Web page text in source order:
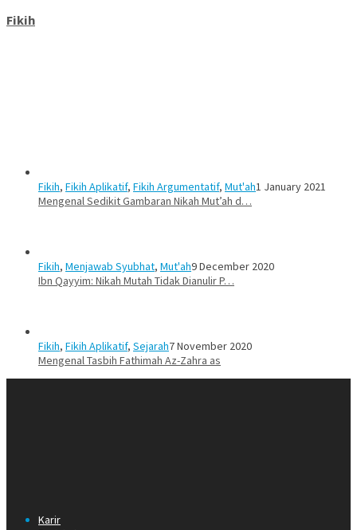
Fikih
Fikih, Fikih Aplikatif, Fikih Argumentatif, Mut'ah1 January 2021
Mengenal Sedikit Gambaran Nikah Mut’ah d…
Fikih, Menjawab Syubhat, Mut'ah9 December 2020
Ibn Qayyim: Nikah Mutah Tidak Dianulir P…
Fikih, Fikih Aplikatif, Sejarah7 November 2020
Mengenal Tasbih Fathimah Az-Zahra as
Karir